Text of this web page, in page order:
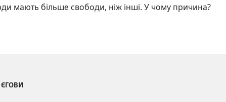
мають більше свободи, ніж інші. У чому причина?